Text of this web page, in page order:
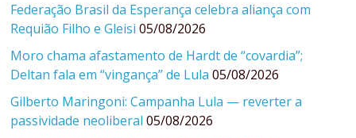
Federação Brasil da Esperança celebra aliança com
Requião Filho e Gleisi 05/08/2026
Moro chama afastamento de Hardt de “covardia”;
Deltan fala em “vingança” de Lula 05/08/2026
Gilberto Maringoni: Campanha Lula — reverter a
passividade neoliberal 05/08/2026